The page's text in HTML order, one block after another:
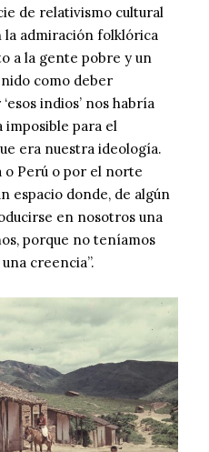
de relativismo cultural
la admiración folklórica
a la gente pobre y un
como deber
indios’ nos habría
imposible para el
era nuestra ideología.
o Perú o por el norte
espacio donde, de algún
en nosotros una
porque no teníamos
creencia”.